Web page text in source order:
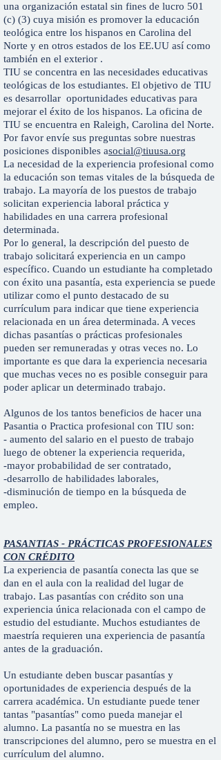
una organización estatal sin fines de lucro 501
(c) (3) cuya misión es promover la educación
teológica entre los hispanos en Carolina del
Norte y en otros estados de los EE.UU así como
también en el exterior .
TIU se concentra en las necesidades educativas
teológicas de los estudiantes. El objetivo de TIU
es desarrollar oportunidades educativas para
mejorar el éxito de los hispanos. La oficina de
TIU se encuentra en Raleigh, Carolina del Norte.
Por favor envíe sus preguntas sobre nuestras
posiciones disponibles asocial@tiuusa.org
La necesidad de la experiencia profesional como
la educación son temas vitales de la búsqueda de
trabajo. La mayoría de los puestos de trabajo
solicitan experiencia laboral práctica y
habilidades en una carrera profesional
determinada.
Por lo general, la descripción del puesto de
trabajo solicitará experiencia en un campo
específico. Cuando un estudiante ha completado
con éxito una pasantía, esta experiencia se puede
utilizar como el punto destacado de su
currículum para indicar que tiene experiencia
relacionada en un área determinada. A veces
dichas pasantías o prácticas profesionales
pueden ser remuneradas y otras veces no. Lo
importante es que dara la experiencia necesaria
que muchas veces no es posible conseguir para
poder aplicar un determinado trabajo.
Algunos de los tantos beneficios de hacer una
Pasantia o Practica profesional con TIU son:
- aumento del salario en el puesto de trabajo
luego de obtener la experiencia requerida,
-mayor probabilidad de ser contratado,
-desarrollo de habilidades laborales,
-disminución de tiempo en la búsqueda de
empleo.
PASANTIAS - PRÁCTICAS PROFESIONALES
CON CRÉDITO
La experiencia de pasantía conecta las que se
dan en el aula con la realidad del lugar de
trabajo. Las pasantías con crédito son una
experiencia única relacionada con el campo de
estudio del estudiante. Muchos estudiantes de
maestría requieren una experiencia de pasantía
antes de la graduación.
Un estudiante deben buscar pasantías y
oportunidades de experiencia después de la
carrera académica. Un estudiante puede tener
tantas "pasantías" como pueda manejar el
alumno. La pasantía no se muestra en las
transcripciones del alumno, pero se muestra en el
currículum del alumno.